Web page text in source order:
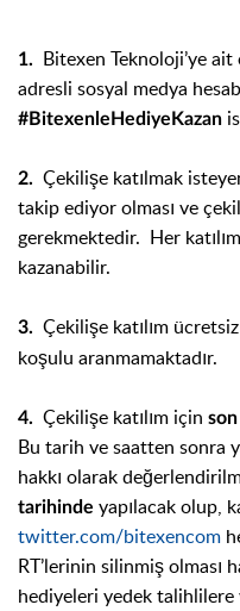
1. Bitexen Teknoloji’ye ait
adresli sosyal medya
#BitexenleHediyeKazan
2. Çekilişe katılmak
takip ediyor olması ve
gerekmektedir. Her
kazanabilir.
3. Çekilişe katılım
koşulu aranmamaktadır.
4. Çekilişe katılım için
Bu tarih ve saatten sonra
hakkı olarak
tarihinde yapılacak olup,
twitter.com/bitexencom
RT’lerinin silinmiş olması
hediyeleri yedek